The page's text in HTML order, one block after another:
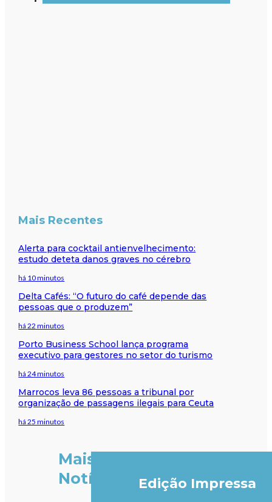
Mais Recentes
Alerta para cocktail antienvelhecimento:
estudo deteta danos graves no cérebro
há 10 minutos
Delta Cafés: “O futuro do café depende das
pessoas que o produzem”
há 22 minutos
Porto Business School lança programa
executivo para gestores no setor do turismo
há 24 minutos
Marrocos leva 86 pessoas a tribunal por
organização de passagens ilegais para Ceuta
há 25 minutos
Mais
Notícias
Edição Impressa